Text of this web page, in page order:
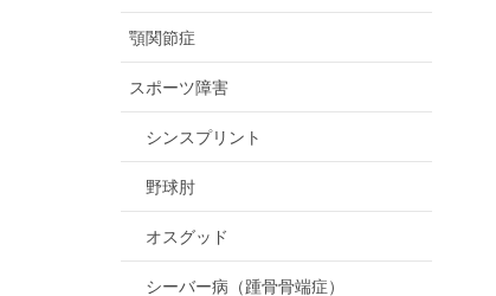
顎関節症
スポーツ障害
シンスプリント
野球肘
オスグッド
シーバー病（踵骨骨端症）